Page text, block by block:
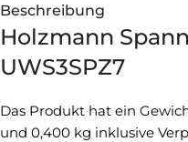
Beschreibung
Holzmann
UWS3SPZ7
Das Produkt hat ein
und 0,400 kg inklusive